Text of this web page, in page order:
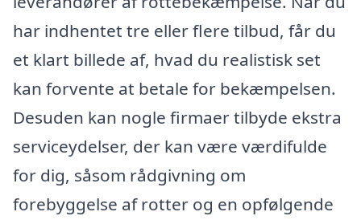
har indhentet tre eller flere tilbud, får du
et klart billede af, hvad du realistisk set
kan forvente at betale for bekæmpelsen.
Desuden kan nogle firmaer tilbyde ekstra
serviceydelser, der kan være værdifulde
for dig, såsom rådgivning om
forebyggelse af rotter og en opfølgende